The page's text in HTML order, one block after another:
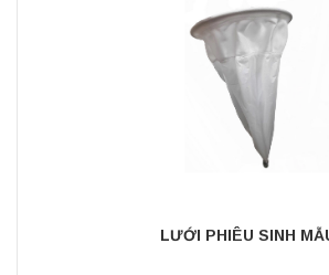
LƯỚI PHIÊU SINH